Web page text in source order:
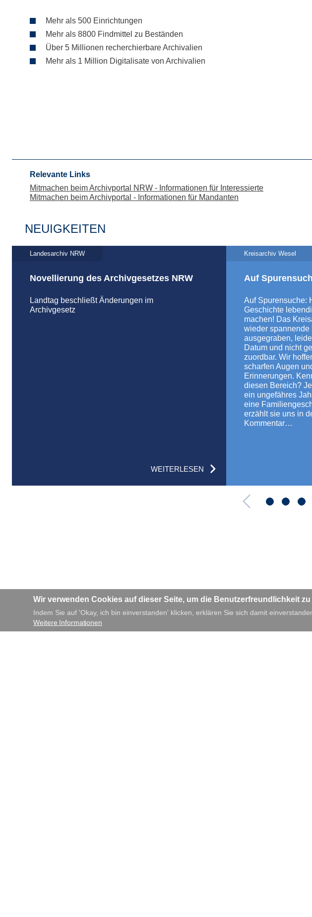
Mehr als 500 Einrichtungen
Mehr als 8800 Findmittel zu Beständen
Über 5 Millionen recherchierbare Archivalien
Mehr als 1 Million Digitalisate von Archivalien
Relevante Links
Mitmachen beim Archivportal NRW - Informationen für Interessierte
Mitmachen beim Archivportal - Informationen für Mandanten
NEUIGKEITEN
Landesarchiv NRW
Novellierung des Archivgesetzes NRW
Landtag beschließt Änderungen im
Archivgesetz
WEITERLESEN
Kreisarchiv Wesel
Auf
Auf Spurensuche:
Geschichte
machen! Das
wieder spannende
ausgegraben,
Datum und nicht
zuordbar. Wir
scharfen Augen
Erinnerungen.
diesen Bereich?
ein ungefähres
eine
erzählt sie uns in
Kommentar…
Wir verwenden Cookies auf dieser Seite, um die Benutzerfreundlichkeit
Indem Sie auf 'Okay, ich bin einverstanden' klicken, erklären Sie sich damit
Weitere Informationen